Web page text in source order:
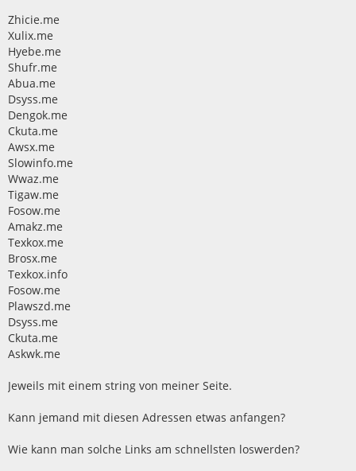
Zhicie.me
Xulix.me
Hyebe.me
Shufr.me
Abua.me
Dsyss.me
Dengok.me
Ckuta.me
Awsx.me
Slowinfo.me
Wwaz.me
Tigaw.me
Fosow.me
Amakz.me
Texkox.me
Brosx.me
Texkox.info
Fosow.me
Plawszd.me
Dsyss.me
Ckuta.me
Askwk.me
Jeweils mit einem string von meiner Seite.
Kann jemand mit diesen Adressen etwas anfangen?
Wie kann man solche Links am schnellsten loswerden?